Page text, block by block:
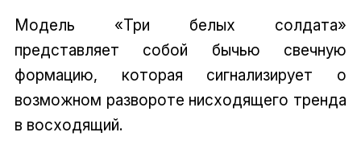
Модель «Три белых солдата»
представляет собой бычью свечную
формацию, которая сигнализирует о
возможном развороте нисходящего тренда
в восходящий.